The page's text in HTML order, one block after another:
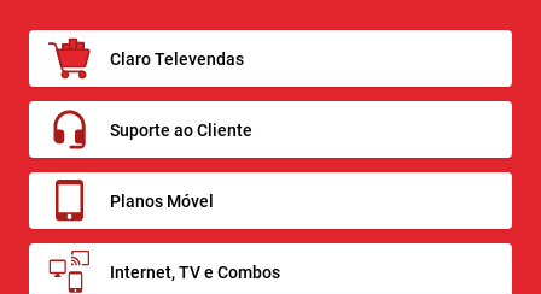
Claro Televendas
Suporte ao Cliente
Planos Móvel
Internet, TV e Combos